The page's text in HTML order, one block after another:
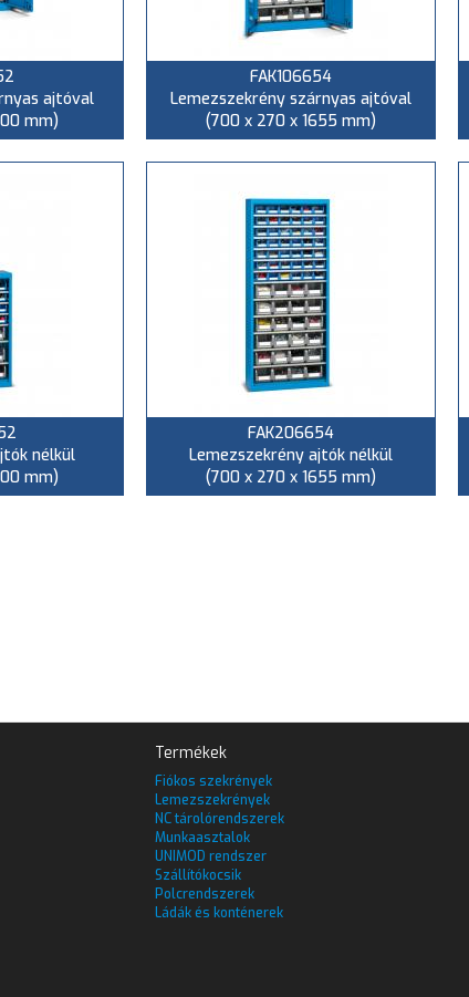
ajtóval
mm)
FAK106654
Lemezszekrény szárnyas ajtóval
(700 x 270 x 1655 mm)
nélkül
mm)
FAK206654
Lemezszekrény ajtók nélkül
(700 x 270 x 1655 mm)
Termékek
Fiókos szekrények
Lemezszekrények
NC tárolórendszerek
Munkaasztalok
UNIMOD rendszer
Szállítókocsik
Polcrendszerek
Ládák és konténerek